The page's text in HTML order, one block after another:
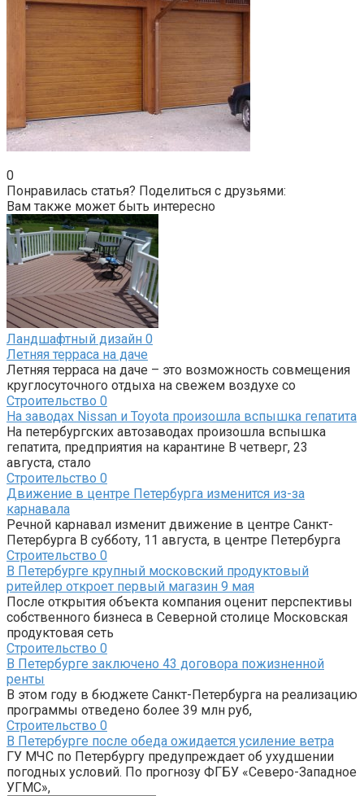
0
Понравилась статья? Поделиться с друзьями:
Вам также может быть интересно
Ландшафтный дизайн 0
Летняя терраса на даче
Летняя терраса на даче – это возможность совмещения
круглосуточного отдыха на свежем воздухе со
Строительство 0
На заводах Nissan и Toyota произошла вспышка гепатита
На петербургских автозаводах произошла вспышка
гепатита, предприятия на карантине В четверг, 23
августа, стало
Строительство 0
Движение в центре Петербурга изменится из-за
карнавала
Речной карнавал изменит движение в центре Санкт-
Петербурга В субботу, 11 августа, в центре Петербурга
Строительство 0
В Петербурге крупный московский продуктовый
ритейлер откроет первый магазин 9 мая
После открытия объекта компания оценит перспективы
собственного бизнеса в Северной столице Московская
продуктовая сеть
Строительство 0
В Петербурге заключено 43 договора пожизненной
ренты
В этом году в бюджете Санкт-Петербурга на реализацию
программы отведено более 39 млн руб,
Строительство 0
В Петербурге после обеда ожидается усиление ветра
ГУ МЧС по Петербургу предупреждает об ухудшении
погодных условий. По прогнозу ФГБУ «Северо-Западное
УГМС»,